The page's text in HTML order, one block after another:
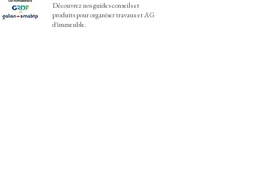
Découvrez nos guides conseils et
produits pour organiser travaux et AG
d'immeuble.